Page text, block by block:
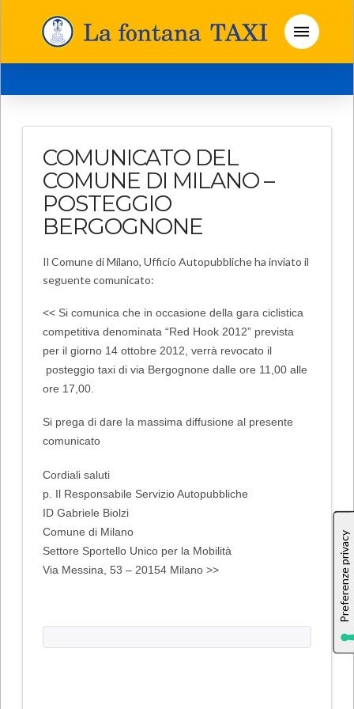
COMUNICATO DEL
COMUNE DI MILANO –
POSTEGGIO
BERGOGNONE
Il Comune di Milano, Ufficio Autopubbliche ha inviato il
seguente comunicato:
<< Si comunica che in occasione della gara ciclistica
competitiva denominata “Red Hook 2012” prevista
per il giorno 14 ottobre 2012, verrà revocato il
posteggio taxi di via Bergognone dalle ore 11,00 alle
ore 17,00.
Si prega di dare la massima diffusione al presente
comunicato
Cordiali saluti
p. Il Responsabile Servizio Autopubbliche
ID Gabriele Biolzi
Comune di Milano
Settore Sportello Unico per la Mobilità
Via Messina, 53 – 20154 Milano >>